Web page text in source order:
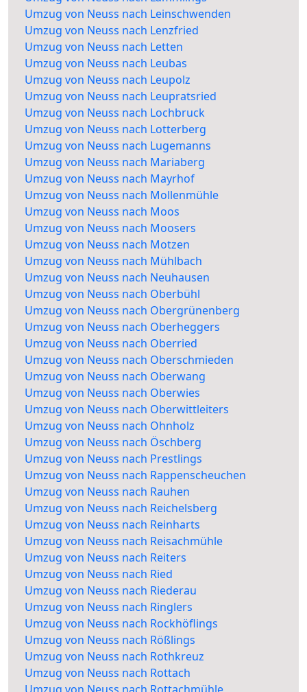
Umzug von Neuss nach Leinschwenden
Umzug von Neuss nach Lenzfried
Umzug von Neuss nach Letten
Umzug von Neuss nach Leubas
Umzug von Neuss nach Leupolz
Umzug von Neuss nach Leupratsried
Umzug von Neuss nach Lochbruck
Umzug von Neuss nach Lotterberg
Umzug von Neuss nach Lugemanns
Umzug von Neuss nach Mariaberg
Umzug von Neuss nach Mayrhof
Umzug von Neuss nach Mollenmühle
Umzug von Neuss nach Moos
Umzug von Neuss nach Moosers
Umzug von Neuss nach Motzen
Umzug von Neuss nach Mühlbach
Umzug von Neuss nach Neuhausen
Umzug von Neuss nach Oberbühl
Umzug von Neuss nach Obergrünenberg
Umzug von Neuss nach Oberheggers
Umzug von Neuss nach Oberried
Umzug von Neuss nach Oberschmieden
Umzug von Neuss nach Oberwang
Umzug von Neuss nach Oberwies
Umzug von Neuss nach Oberwittleiters
Umzug von Neuss nach Ohnholz
Umzug von Neuss nach Öschberg
Umzug von Neuss nach Prestlings
Umzug von Neuss nach Rappenscheuchen
Umzug von Neuss nach Rauhen
Umzug von Neuss nach Reichelsberg
Umzug von Neuss nach Reinharts
Umzug von Neuss nach Reisachmühle
Umzug von Neuss nach Reiters
Umzug von Neuss nach Ried
Umzug von Neuss nach Riederau
Umzug von Neuss nach Ringlers
Umzug von Neuss nach Rockhöflings
Umzug von Neuss nach Rößlings
Umzug von Neuss nach Rothkreuz
Umzug von Neuss nach Rottach